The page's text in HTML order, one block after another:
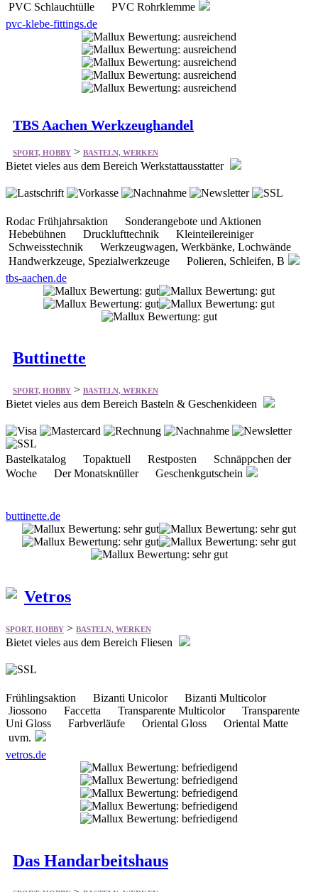
PVC Schlauchtülle PVC Rohrklemme
pvc-klebe-fittings.de
TBS Aachen Werkzeughandel
SPORT, HOBBY > BASTELN, WERKEN
Bietet vieles aus dem Bereich Werkstattausstatter
Rodac Frühjahrsaktion Sonderangebote und Aktionen
Hebebühnen Drucklufttechnik Kleinteilereiniger
Schweisstechnik Werkzeugwagen, Werkbänke, Lochwände
Handwerkzeuge, Spezialwerkzeuge Polieren, Schleifen, B
tbs-aachen.de
Buttinette
SPORT, HOBBY > BASTELN, WERKEN
Bietet vieles aus dem Bereich Basteln & Geschenkideen
Bastelkatalog Topaktuell Restposten Schnäppchen der
Woche Der Monatsknüller Geschenkgutschein
buttinette.de
Vetros
SPORT, HOBBY > BASTELN, WERKEN
Bietet vieles aus dem Bereich Fliesen
Frühlingsaktion Bizanti Unicolor Bizanti Multicolor
Jiossono Faccetta Transparente Multicolor Transparente
Uni Gloss Farbverläufe Oriental Gloss Oriental Matte
uvm.
vetros.de
Das Handarbeitshaus